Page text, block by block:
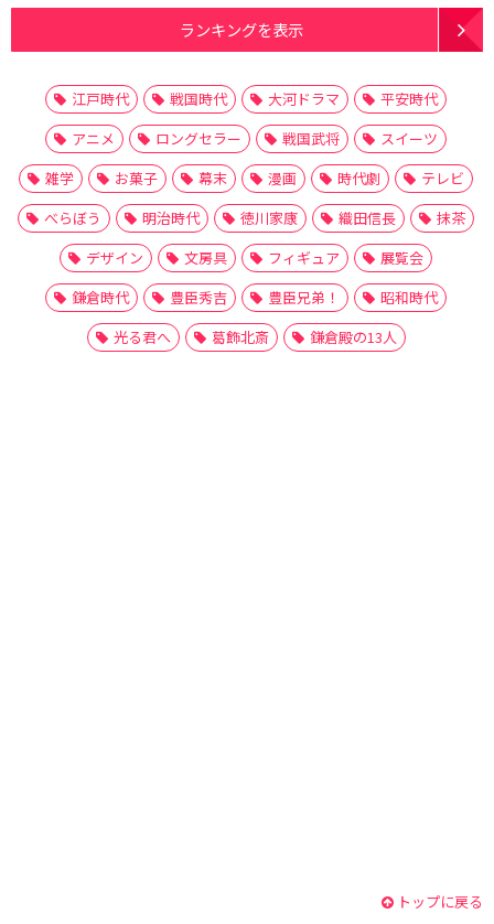
ランキングを表示
江戸時代 戦国時代 大河ドラマ
平安時代
アニメ
ロングセラー 戦国武将
スイーツ
雑学
お菓子 幕末 漫画 時代劇
テレビ
べらぼう
明治時代 徳川家康 織田信長
抹茶
デザイン
文房具 フィギュア
展覧会
鎌倉時代
豊臣秀吉 豊臣兄弟！
昭和時代
光る君へ
葛飾北斎 鎌倉殿の13人
トップに戻る